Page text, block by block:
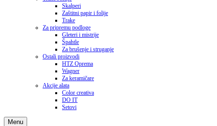
Skalperi
Zaštitni papir i folije
Trake
Za pripremu podloge
Gleteri i mistrije
Špahtle
Za brušenje i struganje
Ostali proizvodi
HTZ Oprema
Wagner
Za keramičare
Akcije alata
Color creativa
DO IT
Setovi
Menu